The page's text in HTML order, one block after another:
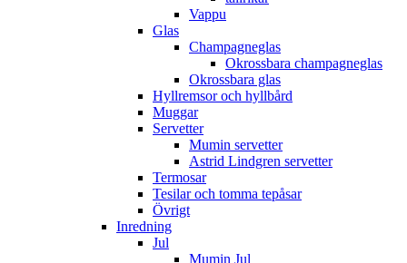
Vappu
Glas
Champagneglas
Okrossbara champagneglas
Okrossbara glas
Hyllremsor och hyllbård
Muggar
Servetter
Mumin servetter
Astrid Lindgren servetter
Termosar
Tesilar och tomma tepåsar
Övrigt
Inredning
Jul
Mumin Jul